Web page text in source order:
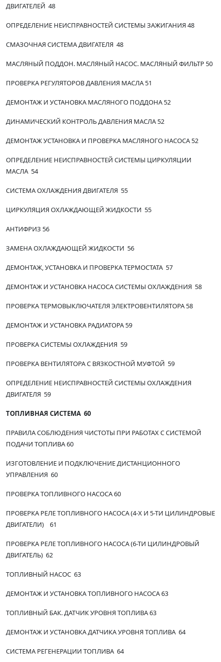
ДВИГАТЕЛЕЙ 48
ОПРЕДЕЛЕНИЕ НЕИСПРАВНОСТЕЙ СИСТЕМЫ ЗАЖИГАНИЯ 48
СМАЗОЧНАЯ СИСТЕМА ДВИГАТЕЛЯ 48
МАСЛЯНЫЙ ПОДДОН. МАСЛЯНЫЙ НАСОС. МАСЛЯНЫЙ ФИЛЬТР 50
ПРОВЕРКА РЕГУЛЯТОРОВ ДАВЛЕНИЯ МАСЛА 51
ДЕМОНТАЖ И УСТАНОВКА МАСЛЯНОГО ПОДДОНА 52
ДИНАМИЧЕСКИЙ КОНТРОЛЬ ДАВЛЕНИЯ МАСЛА 52
ДЕМОНТАЖ УСТАНОВКА И ПРОВЕРКА МАСЛЯНОГО НАСОСА 52
ОПРЕДЕЛЕНИЕ НЕИСПРАВНОСТЕЙ СИСТЕМЫ ЦИРКУЛЯЦИИ
МАСЛА 54
СИСТЕМА ОХЛАЖДЕНИЯ ДВИГАТЕЛЯ 55
ЦИРКУЛЯЦИЯ ОХЛАЖДАЮЩЕЙ ЖИДКОСТИ 55
АНТИФРИЗ 56
ЗАМЕНА ОХЛАЖДАЮЩЕЙ ЖИДКОСТИ 56
ДЕМОНТАЖ, УСТАНОВКА И ПРОВЕРКА ТЕРМОСТАТА 57
ДЕМОНТАЖ И УСТАНОВКА НАСОСА СИСТЕМЫ ОХЛАЖДЕНИЯ 58
ПРОВЕРКА ТЕРМОВЫКЛЮЧАТЕЛЯ ЭЛЕКТРОВЕНТИЛЯТОРА 58
ДЕМОНТАЖ И УСТАНОВКА РАДИАТОРА 59
ПРОВЕРКА СИСТЕМЫ ОХЛАЖДЕНИЯ 59
ПРОВЕРКА ВЕНТИЛЯТОРА С ВЯЗКОСТНОЙ МУФТОЙ 59
ОПРЕДЕЛЕНИЕ НЕИСПРАВНОСТЕЙ СИСТЕМЫ ОХЛАЖДЕНИЯ
ДВИГАТЕЛЯ 59
ТОПЛИВНАЯ СИСТЕМА 60
ПРАВИЛА СОБЛЮДЕНИЯ ЧИСТОТЫ ПРИ РАБОТАХ С СИСТЕМОЙ
ПОДАЧИ ТОПЛИВА 60
ИЗГОТОВЛЕНИЕ И ПОДКЛЮЧЕНИЕ ДИСТАНЦИОННОГО
УПРАВЛЕНИЯ 60
ПРОВЕРКА ТОПЛИВНОГО НАСОСА 60
ПРОВЕРКА РЕЛЕ ТОПЛИВНОГО НАСОСА (4-Х И 5-ТИ ЦИЛИНДРОВЫЕ
ДВИГАТЕЛИ) 61
ПРОВЕРКА РЕЛЕ ТОПЛИВНОГО НАСОСА (6-ТИ ЦИЛИНДРОВЫЙ
ДВИГАТЕЛЬ) 62
ТОПЛИВНЫЙ НАСОС 63
ДЕМОНТАЖ И УСТАНОВКА ТОПЛИВНОГО НАСОСА 63
ТОПЛИВНЫЙ БАК. ДАТЧИК УРОВНЯ ТОПЛИВА 63
ДЕМОНТАЖ И УСТАНОВКА ДАТЧИКА УРОВНЯ ТОПЛИВА 64
СИСТЕМА РЕГЕНЕРАЦИИ ТОПЛИВА 64